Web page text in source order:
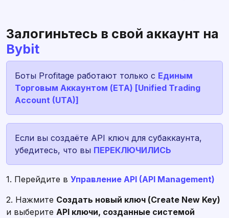
Залогиньтесь в свой аккаунт на
Bybit
Боты Profitage работают только с Единым
Торговым Аккаунтом (ЕТА) [Unified Trading
Account (UTA)]
Если вы создаёте API ключ для субаккаунта,
убедитесь, что вы ПЕРЕКЛЮЧИЛИСЬ
1. Перейдите в Управление API (API Management)
2. Нажмите Создать новый ключ (Create New Key)
и выберите API ключи, созданные системой